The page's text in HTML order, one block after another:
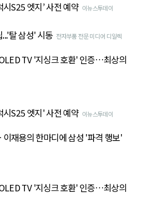
S25 엣지’ 사전 예약 이뉴스투데이
탈 삼성' 시동 전자부품 전문 미디어 디일렉
TV '지싱크 호환' 인증…최상의
S25 엣지' 사전 예약 이뉴스투데이
재용의 한마디에 삼성 '파격 행보'
TV '지싱크 호환' 인증…최상의